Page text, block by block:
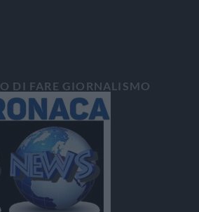
DI FARE GIORNALISMO